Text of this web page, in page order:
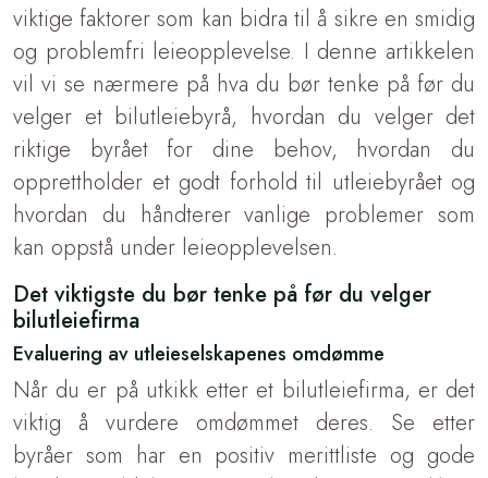
viktige faktorer som kan bidra til å sikre en smidig
og problemfri leieopplevelse. I denne artikkelen
vil vi se nærmere på hva du bør tenke på før du
velger et bilutleiebyrå, hvordan du velger det
riktige byrået for dine behov, hvordan du
opprettholder et godt forhold til utleiebyrået og
hvordan du håndterer vanlige problemer som
kan oppstå under leieopplevelsen.
Det viktigste du bør tenke på før du velger
bilutleiefirma
Evaluering av utleieselskapenes omdømme
Når du er på utkikk etter et bilutleiefirma, er det
viktig å vurdere omdømmet deres. Se etter
byråer som har en positiv merittliste og gode